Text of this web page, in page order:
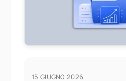
15 GIUGNO 2026